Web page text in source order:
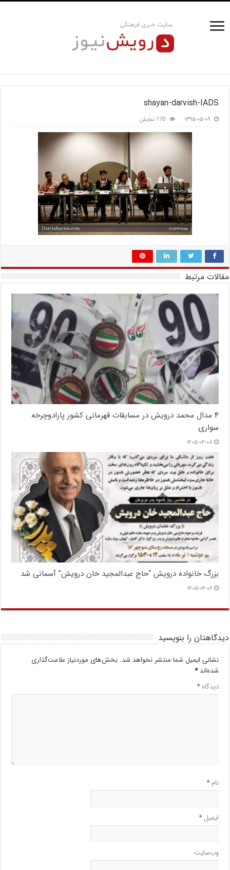
shayan-darvish-IADS
۱۳۹۵-۰۵-۰۹ 170 نمایش
مقالات مرتبط
۴ مدال محمد درویش در مسابقات قهرمانی کشور پارادوچرخه
سواری
۱۴۰۵-۰۴-۰۸
بزرگ خانواده درویش “حاج عبدالمجید خان درویش” آسمانی شد
۱۴۰۵-۰۴-۰۶
دیدگاهتان را بنویسید
نشانی ایمیل شما منتشر نخواهد شد. بخش‌های موردنیاز علامت‌گذاری
شده‌اند*
دیدگاه*
نام*
ایمیل*
وب‌سایت